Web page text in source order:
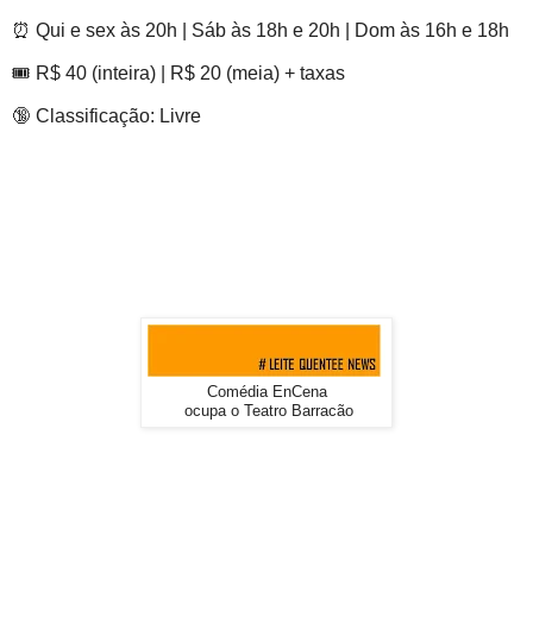
⏰ Qui e sex às 20h | Sáb às 18h e 20h | Dom às 16h e 18h
🎟 R$ 40 (inteira) | R$ 20 (meia) + taxas
🔞 Classificação: Livre
Comédia EnCena
ocupa o Teatro Barracão